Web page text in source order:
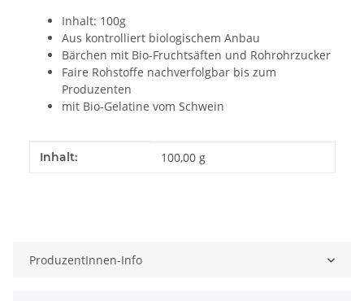
Inhalt: 100g
Aus kontrolliert biologischem Anbau
Bärchen mit Bio-Fruchtsäften und Rohrohrzucker
Faire Rohstoffe nachverfolgbar bis zum
Produzenten
mit Bio-Gelatine vom Schwein
Produkteigenschaft
Wert
Inhalt: 100,00 g
ProduzentInnen-Info